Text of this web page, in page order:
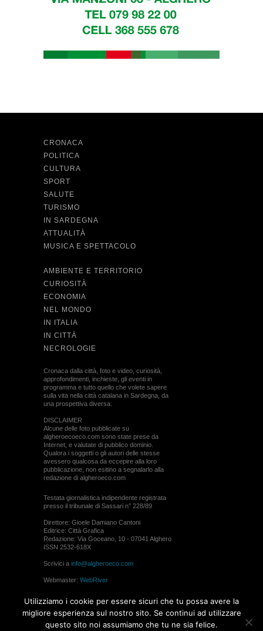
CRONACA
POLITICA
CULTURA
SPORT
SALUTE
TURISMO
IN SARDEGNA
ATTUALITÀ
MUSICA E SPETTACOLO
AMBIENTE E TERRITORIO
CURIOSITÀ
ECONOMIA
NEL MONDO
IN ITALIA
IN CITTÀ
NECROLOGIE
Cronaca dalla città, foto e video, curiosità,
approfondimenti, inchieste, gli eventi in
programma e tutto quello che volete sapere
sulla vita nella città catalana in Sardegna, da
una prospettiva diversa.
DISCLAIMER
Alcune delle foto pubblicate su
algheroecoeco.com sono state prese da
Internet, e valutate di pubblico dominio.
Qualora i soggetti o gli autori delle stesse
avessero qualcosa da eccepire alla loro
pubblicazione, non esitino a segnalarlo alla
redazione di algheroeco.com
Testata giornalistica indipendente registrata
presso il tribunale di Sassari n° 228/89
Direttore: Gioele Damiano Cantoni
Editrice: Città Grafica
Redazione: Via Goceano, 10 - 07041 Alghero
ISSN 2532-618X
Scrivici a info@algheroeco.com
Webmaster: WebRiver
permesso di algheroeco.com
Utilizziamo i cookie per essere sicuri che tu possa avere la
migliore esperienza sul nostro sito. Se continui ad utilizzare
questo sito noi assumiamo che tu ne sia felice.